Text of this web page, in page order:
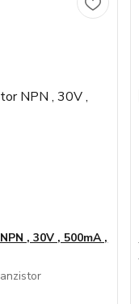
, 30V , 500mA ,